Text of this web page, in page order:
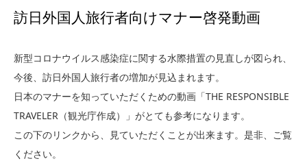
訪日外国人旅行者向けマナー啓発動画
新型コロナウイルス感染症に関する水際措置の見直しが図られ、
今後、訪日外国人旅行者の増加が見込まれます。
日本のマナーを知っていただくための動画「THE RESPONSIBLE
TRAVELER（観光庁作成）」がとても参考になります。
この下のリンクから、見ていただくことが出来ます。是非、ご覧
ください。